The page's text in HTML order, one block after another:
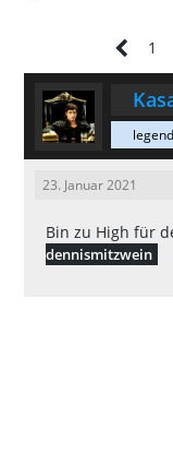
1
23. Januar 2021
Bin zu High für
dennismitzwein